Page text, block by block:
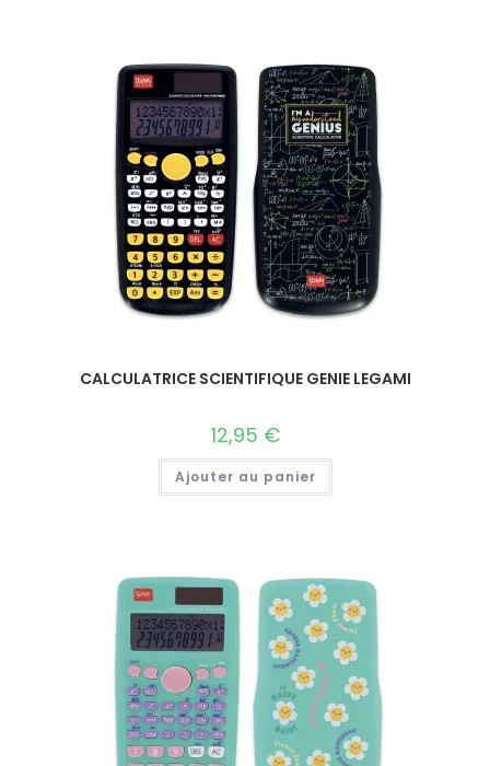
CALCULATRICE SCIENTIFIQUE GENIE LEGAMI
12,95 €
Ajouter au panier